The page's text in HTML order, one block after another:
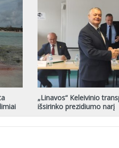
„Linavos“ Keleivinio
išsirinko prezidiumo narį